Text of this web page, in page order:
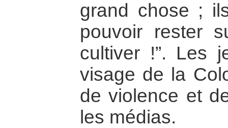
grand chose ;
pouvoir rester
cultiver !”. Les
visage de la
de violence et
les médias.